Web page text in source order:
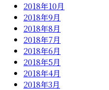
2018年10月
2018年9月
2018年8月
2018年7月
2018年6月
2018年5月
2018年4月
2018年3月